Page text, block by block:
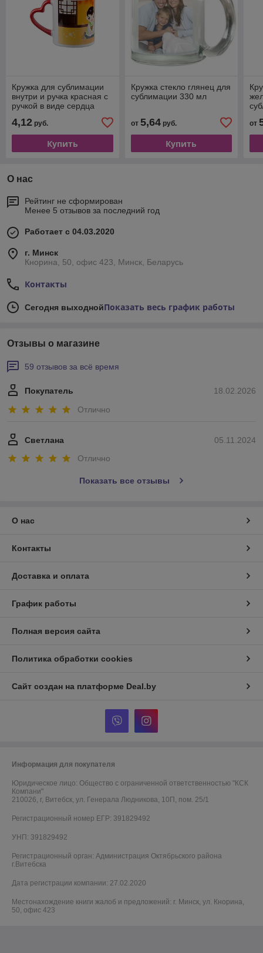
Кружка для сублимации
внутри и ручка красная с
ручкой в виде сердца
4,12 руб.
Купить
Кружка стекло глянец для
сублимации 330 мл
от 5,64руб.
Купить
от
О нас
Рейтинг не сформирован
Менее 5 отзывов за последний год
Работает с 04.03.2020
г. Минск
Кнорина, 50, офис 423, Минск, Беларусь
Контакты
Сегодня выходнойПоказать весь график работы
Отзывы о магазине
59 отзывов за всё время
18.02.2026
Покупатель
Отлично
05.11.2024
Светлана
Отлично
Показать все отзывы
О нас
Контакты
Доставка и оплата
График работы
Полная версия сайта
Политика обработки cookies
Сайт создан на платформе Deal.by
Информация для покупателя
Юридическое лицо: Общество с ограниченной ответственностью "КСК
Компани"
210026, г, Витебск, ул. Генерала Людникова, 10П, пом. 25/1
Регистрационный номер ЕГР: 391829492
УНП: 391829492
Регистрационный орган: Администрация Октябрьского района
г.Витебска
Дата регистрации компании: 27.02.2020
Местонахождение книги жалоб и предложений: г. Минск, ул. Кнорина,
50, офис 423